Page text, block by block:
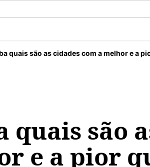
quais são as cidades com a melhor e a
quais são
e a pior